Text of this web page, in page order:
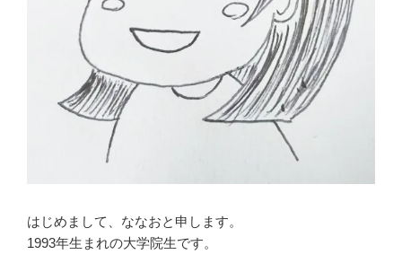
はじめまして、ななおと申します。
1993年生まれの大学院生です。